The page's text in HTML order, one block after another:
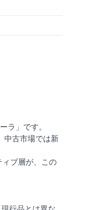
ラ」です。
中古市場では新
ブ層が、この